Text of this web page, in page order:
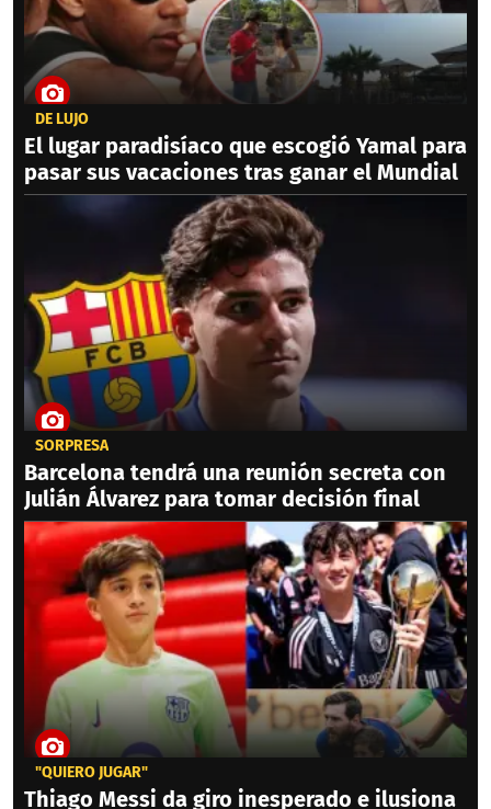
DE LUJO
El lugar paradisíaco que escogió Yamal para
pasar sus vacaciones tras ganar el Mundial
SORPRESA
Barcelona tendrá una reunión secreta con
Julián Álvarez para tomar decisión final
"QUIERO JUGAR"
Thiago Messi da giro inesperado e ilusiona